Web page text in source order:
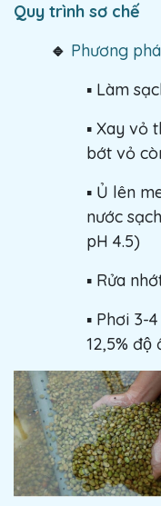
Quy trình sơ chế
🔹 Phương
▪️ Làm
▪️ Xay vỏ
bớt vỏ
▪️ Ủ lên
nước
pH 4.5)
▪️ Rửa
▪️ Phơi 3-
12,5%